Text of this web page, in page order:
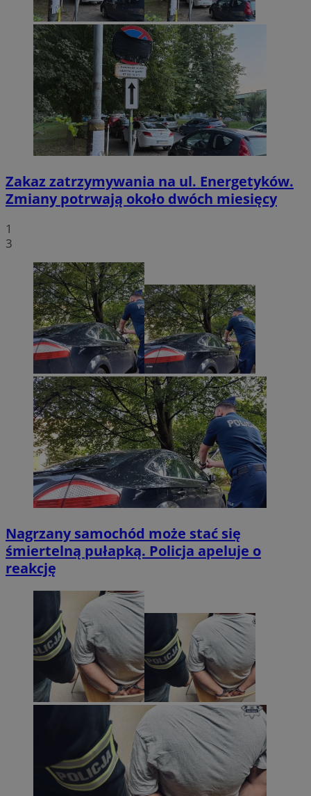
Zakaz zatrzymywania na ul. Energetyków.
Zmiany potrwają około dwóch miesięcy
1
3
Nagrzany samochód może stać się
śmiertelną pułapką. Policja apeluje o
reakcję